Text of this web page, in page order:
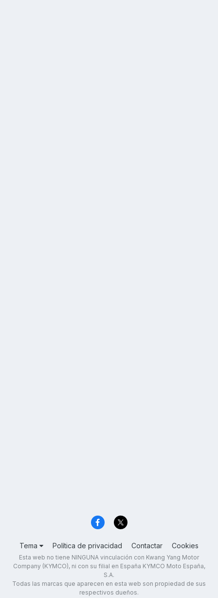
Tema Política de privacidad Contactar Cookies
Esta web no tiene NINGUNA vinculación con Kwang Yang Motor
Company (KYMCO), ni con su filial en España KYMCO Moto España,
S.A.
Todas las marcas que aparecen en esta web son propiedad de sus
respectivos dueños.